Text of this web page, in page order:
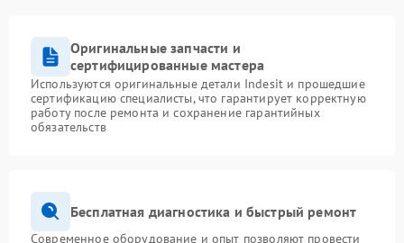
Оригинальные запчасти и
сертифицированные мастера
Используются оригинальные детали Indesit и прошедшие
сертификацию специалисты, что гарантирует корректную
работу после ремонта и сохранение гарантийных
обязательств
Бесплатная диагностика и быстрый ремонт
Современное оборудование и опыт позволяют провести